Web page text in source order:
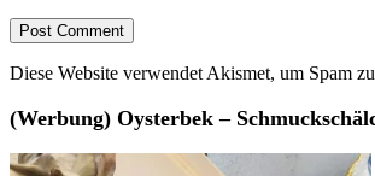
Diese Website verwendet Akismet, um Spam
(Werbung) Oysterbek –